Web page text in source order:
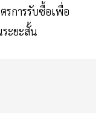
รการรับซื้อเพื่อ
ระยะสั้น